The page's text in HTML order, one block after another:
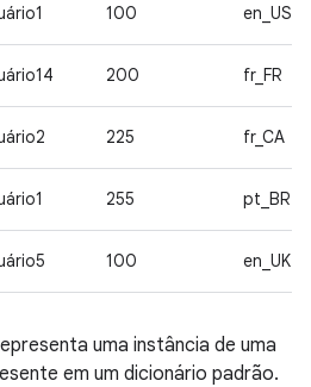
100 en_US
200 fr_FR
225 fr_CA
255 pt_BR
100 en_UK
uma instância de uma
em um dicionário padrão.